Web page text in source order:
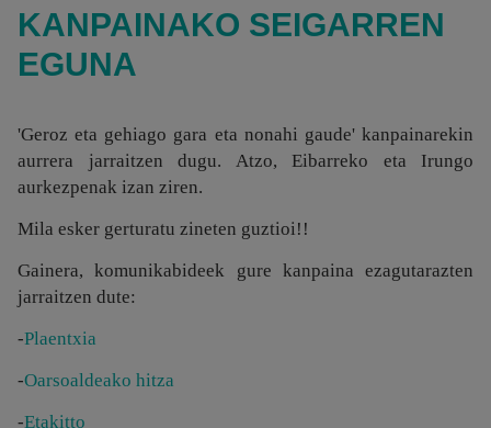
KANPAINAKO SEIGARREN
EGUNA
'Geroz eta gehiago gara eta nonahi gaude' kanpainarekin
aurrera jarraitzen dugu. Atzo, Eibarreko eta Irungo
aurkezpenak izan ziren.
Mila esker gerturatu zineten guztioi!!
Gainera, komunikabideek gure kanpaina ezagutarazten
jarraitzen dute:
-Plaentxia
-Oarsoaldeako hitza
-Etakitto